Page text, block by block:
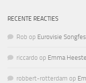
RECENTE REACTIES
Rob op Eurovisie
riccardo op Emma
robbert-rotterdam op